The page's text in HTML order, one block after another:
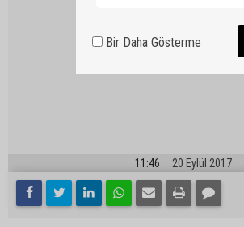
11:46 20 Eylül 2017
Bir Daha Gösterme